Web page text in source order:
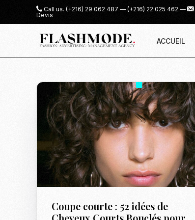
Call us. (+216) 29 062 487 — (+216) 22 025 462 —
Devis
ACCUEIL
Coupe courte : 52 idées de